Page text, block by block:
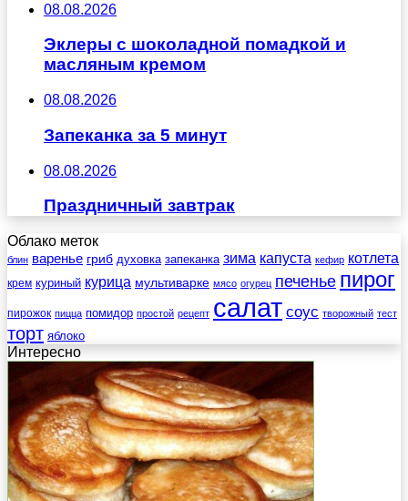
08.08.2026
Эклеры с шоколадной помадкой и
масляным кремом
08.08.2026
Запеканка за 5 минут
08.08.2026
Праздничный завтрак
Облако меток
блин варенье гриб духовка запеканка зима капуста кефир котлета
крем куриный курица мультиварке мясо огурец печенье пирог
пирожок пицца помидор простой рецепт салат соус творожный тест
торт яблоко
Интересно